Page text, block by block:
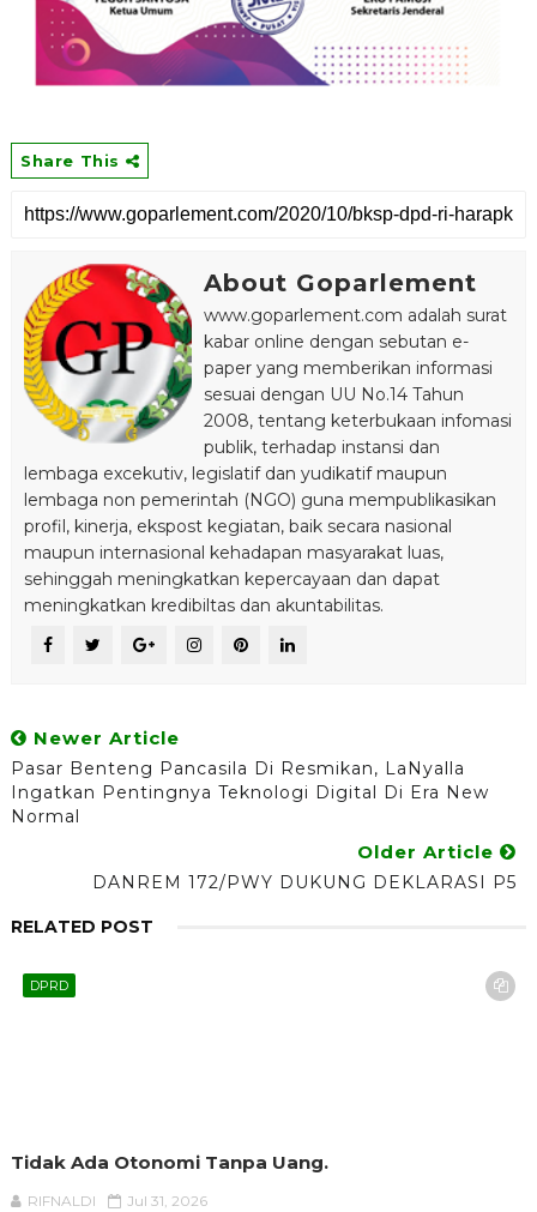
Share This
About Goparlement
www.goparlement.com adalah surat
kabar online dengan sebutan e-
paper yang memberikan informasi
sesuai dengan UU No.14 Tahun
2008, tentang keterbukaan infomasi
publik, terhadap instansi dan
lembaga excekutiv, legislatif dan yudikatif maupun
lembaga non pemerintah (NGO) guna mempublikasikan
profil, kinerja, ekspost kegiatan, baik secara nasional
maupun internasional kehadapan masyarakat luas,
sehinggah meningkatkan kepercayaan dan dapat
meningkatkan kredibiltas dan akuntabilitas.
Newer Article
Pasar Benteng Pancasila Di Resmikan, LaNyalla
Ingatkan Pentingnya Teknologi Digital Di Era New
Normal
Older Article
DANREM 172/PWY DUKUNG DEKLARASI P5
RELATED POST
DPRD
Tidak Ada Otonomi Tanpa Uang.
RIFNALDI Jul 31, 2026